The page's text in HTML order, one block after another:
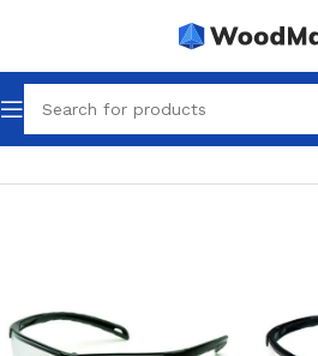
Startseite Brillen